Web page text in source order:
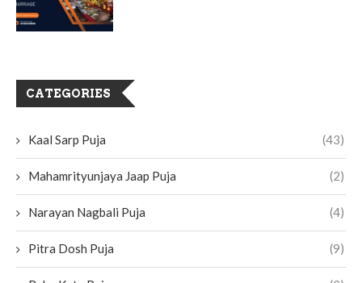
CATEGORIES
Kaal Sarp Puja (43)
Mahamrityunjaya Jaap Puja (2)
Narayan Nagbali Puja (4)
Pitra Dosh Puja (9)